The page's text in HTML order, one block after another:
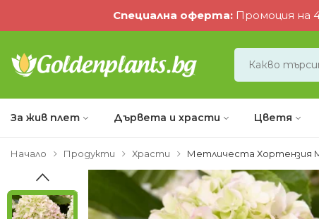
Специална оферта: Промоция на
За жив плет Дървета и храсти Цветя
Начало Продукти Храсти Метличеста Хортензия